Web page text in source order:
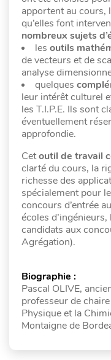
apportent au cours,
qu’elles font
nombreux sujets
les outils
de vecteurs et de
analyse
quelques
leur intérêt culturel
les T.I.P.E. Ils sont
éventuellement
approfondie.
Cetoutil de travail
clarté du cours, la
richesse des
spécialement pour
concours d’entrée
écoles
candidats aux
Agrégation).
Biographie :
Pascal OLIVE,
professeur de
Physique et la
Montaigne de